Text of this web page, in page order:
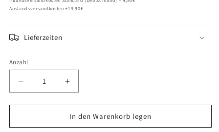
Auslandsversandkosten +19,90€
Lieferzeiten
Anzahl
Verringere
die
Menge
DEPESCHE
Erhöhe
die
Menge
für
DEPESCHE
In den Warenkorb legen